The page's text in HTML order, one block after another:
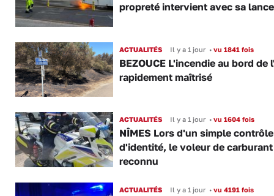
propreté intervient avec sa lance
ACTUALITÉS Il y a 1 jour •vu 1841 fois
BEZOUCE L'incendie au bord de
rapidement maîtrisé
ACTUALITÉS Il y a 1 jour •vu 1604 fois
NÎMES Lors d'un simple contrôle
d'identité, le voleur de
reconnu
ACTUALITÉS Il y a 1 jour •vu 4191 fois